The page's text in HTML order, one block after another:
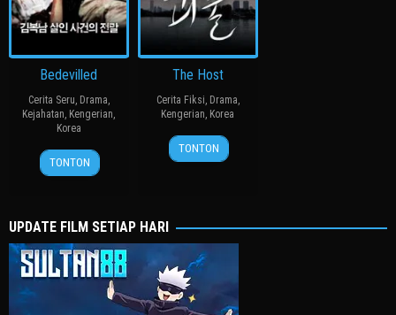
Bedevilled
Cerita Seru, Drama,
Kejahatan, Kengerian,
Korea
19
Aug
장
철
TONTON
The Host
Cerita Fiksi, Drama,
Kengerian, Korea
27
Jul
봉
준
TONTON
UPDATE FILM SETIAP HARI